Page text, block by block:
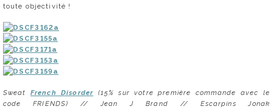
toute objectivité !
SweatFrench Disorder (15% sur votre première commande avec le
code FRIENDS) // Jean J Brand //
Escarpins Jonak